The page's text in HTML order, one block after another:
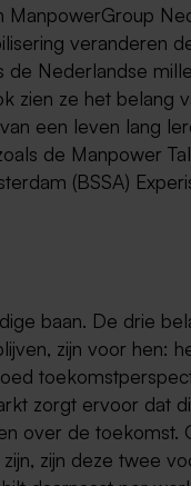
ManpowerGroup
veranderen
Nederlandse
zien ze het belang
een leven lang
de Manpower
(BSSA)
baan. De drie
zijn voor hen:
zorgt ervoor dat
over de toekomst.
zijn deze twee